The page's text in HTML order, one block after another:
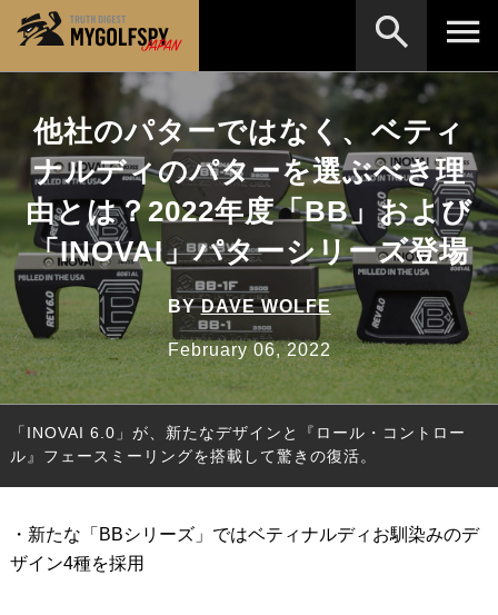
他社のパターではなく、ベティ
ナルディのパターを選ぶべき理
由とは？2022年度「BB」および
「INOVAI」パターシリーズ登場
BYDAVE WOLFE
February 06, 2022
「INOVAI 6.0」が、新たなデザインと『ロール・コントロー
ル』フェースミーリングを搭載して驚きの復活。
・新たな「BBシリーズ」ではベティナルディお馴染みのデ
ザイン4種を採用
MOST WANTED テストランキング
NEW RELEASES 新製品情報
HOW TO ゴルフ上達・実践テクニック
LAB テスト・データ検証
Golf News ゴルフニュース
REVIEWS 製品レビュー
DRIVERS ドライバー
FAIRWAY WOODS フェアウェイウッド
HYBRIDS ハイブリッド
IRONS アイアン
※メーカー名やクラブ名など、検索したい事柄を入
力してください。
検索